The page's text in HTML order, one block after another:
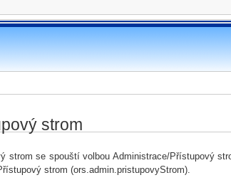
strom
strom se spouští volbou Administrace/Přístupový
strom (ors.admin.pristupovyStrom).